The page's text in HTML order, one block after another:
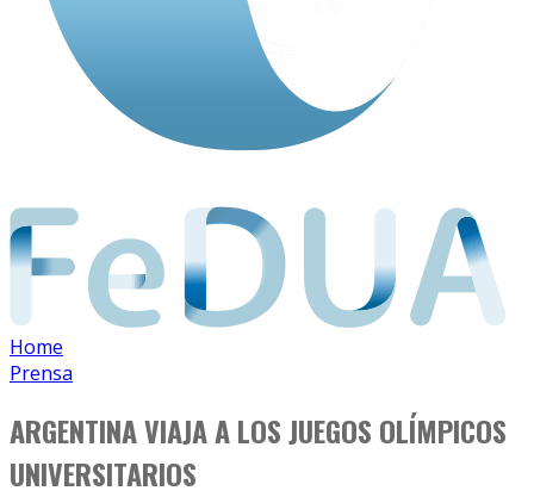
Home
Prensa
ARGENTINA VIAJA A LOS JUEGOS OLÍMPICOS
UNIVERSITARIOS